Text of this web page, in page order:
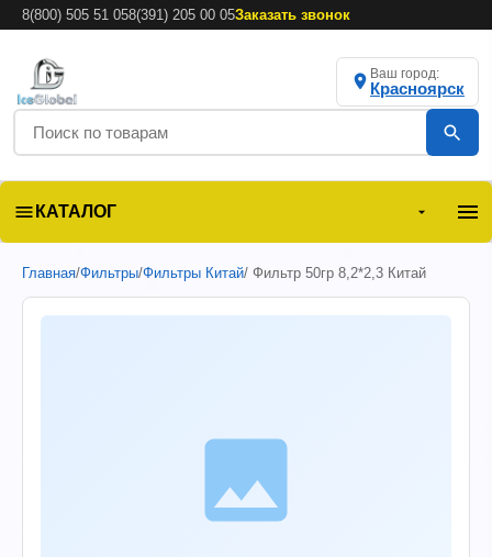
8(800) 505 51 058(391) 205 00 05Заказать звонок
Ваш город:
Красноярск
КАТАЛОГ
Главная/Фильтры/Фильтры Китай/ Фильтр 50гр 8,2*2,3 Китай